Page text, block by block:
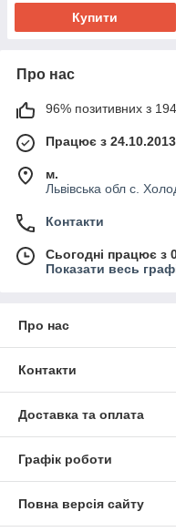
Купити
Про нас
96% позитивних з 194
Працює з 24.10.2013
м.
Львівська обл с.
Контакти
Сьогодні працює з
Показати весь
Про нас
Контакти
Доставка та оплата
Графік роботи
Повна версія сайту